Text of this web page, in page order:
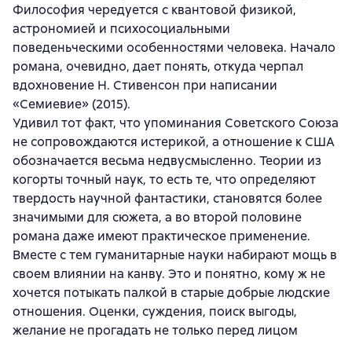
Философия чередуется с квантовой физикой,
астрономией и психосоциальными
поведеньческими особенностями человека. Начало
романа, очевидно, дает понять, откуда черпал
вдохновение Н. Стивенсон при написании
«Семиевие» (2015).
Удивил тот факт, что упоминания Советского Союза
не сопровождаются истерикой, а отношение к США
обозначается весьма недвусмысленно. Теории из
когорты точный наук, то есть те, что определяют
твердость научной фантастики, становятся более
значимыми для сюжета, а во второй половине
романа даже имеют практическое применение.
Вместе с тем гуманитарные науки набирают мощь в
своем влиянии на канву. Это и понятно, кому ж не
хочется потыкать палкой в старые добрые людские
отношения. Оценки, суждения, поиск выгоды,
желание не прогадать не только перед лицом